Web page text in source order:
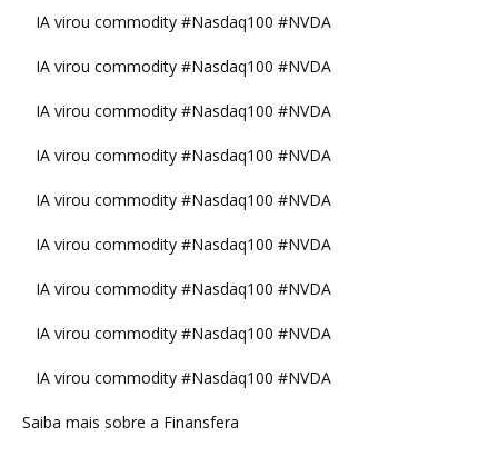
IA virou commodity #Nasdaq100 #NVDA
IA virou commodity #Nasdaq100 #NVDA
IA virou commodity #Nasdaq100 #NVDA
IA virou commodity #Nasdaq100 #NVDA
IA virou commodity #Nasdaq100 #NVDA
IA virou commodity #Nasdaq100 #NVDA
IA virou commodity #Nasdaq100 #NVDA
IA virou commodity #Nasdaq100 #NVDA
IA virou commodity #Nasdaq100 #NVDA
Saiba mais sobre a Finansfera